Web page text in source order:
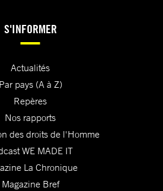
S'INFORMER
Actualités
Par pays (A à Z)
Repères
Nos rapports
des droits de l'Homme
WE MADE IT
La Chronique
Magazine Bref